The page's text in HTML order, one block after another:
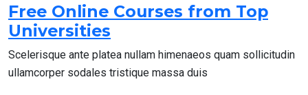
Free Online Courses from Top
Universities
Scelerisque ante platea nullam himenaeos quam sollicitudin
ullamcorper sodales tristique massa duis